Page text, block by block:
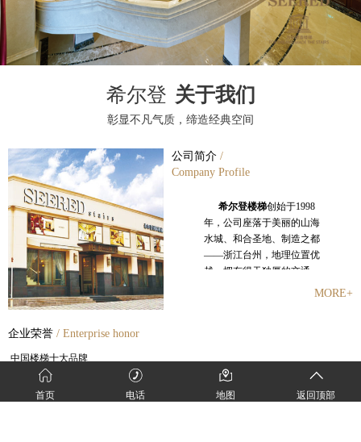
希尔登 关于我们
彰显不凡气质，缔造经典空间
公司简介 /
Company Profile
希尔登楼梯创始于1998
年，公司座落于美丽的山海
水城、和合圣地、制造之都
——浙江台州 ，地理位置优
越，拥有得天独厚的交通、
人文、研发、创新等资源。
尔登走出了一条引以为傲的
独特创业之道。
MORE+
企业荣誉 / Enterprise honor
中国楼梯十大品牌
金木楼梯领军品牌
中国家装行业金钻奖
首页 电话 地图 返回顶部